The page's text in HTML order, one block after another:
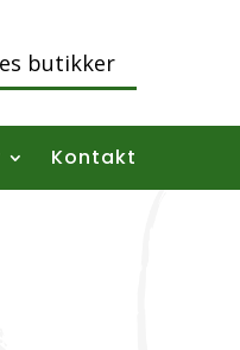
butikker
Kontakt